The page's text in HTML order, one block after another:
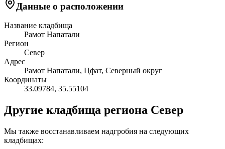
Данные о расположении
Название кладбища
Рамот Напатали
Регион
Север
Адрес
Рамот Напатали, Цфат, Северный округ
Координаты
33.09784, 35.55104
Другие кладбища региона Север
Мы также восстанавливаем надгробия на следующих
кладбищах: